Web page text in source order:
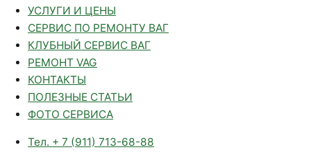
УСЛУГИ И ЦЕНЫ
СЕРВИС ПО РЕМОНТУ ВАГ
КЛУБНЫЙ СЕРВИС ВАГ
РЕМОНТ VAG
КОНТАКТЫ
ПОЛЕЗНЫЕ СТАТЬИ
ФОТО СЕРВИСА
Тел. + 7 (911) 713-68-88